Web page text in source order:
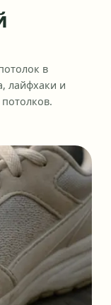
в
лайфхаки и